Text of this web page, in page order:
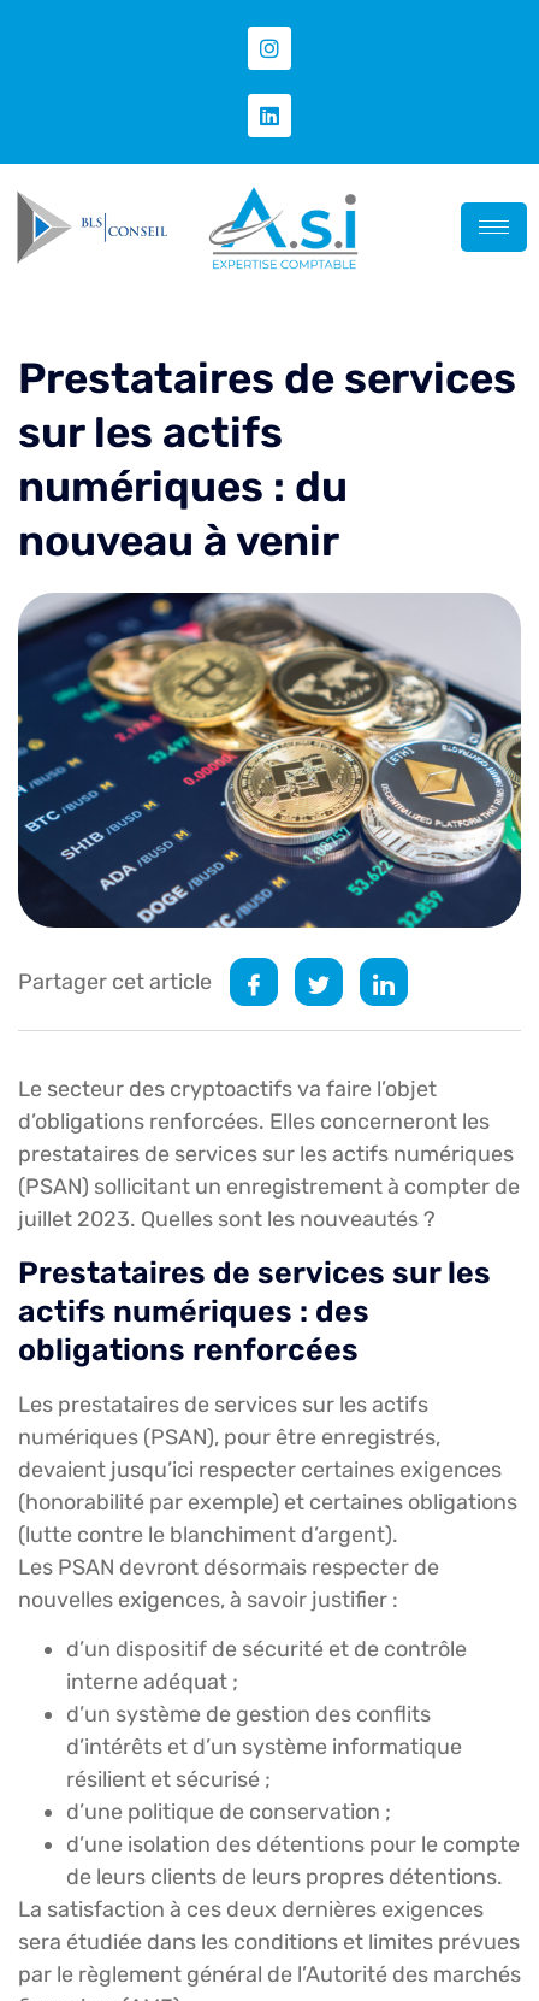
Prestataires de services
sur les actifs
numériques : du
nouveau à venir
Partager cet article
Le secteur des cryptoactifs va faire l’objet
d’obligations renforcées. Elles concerneront les
prestataires de services sur les actifs numériques
(PSAN) sollicitant un enregistrement à compter de
juillet 2023. Quelles sont les nouveautés ?
Prestataires de services sur les
actifs numériques : des
obligations renforcées
Les prestataires de services sur les actifs
numériques (PSAN), pour être enregistrés,
devaient jusqu’ici respecter certaines exigences
(honorabilité par exemple) et certaines obligations
(lutte contre le blanchiment d’argent).
Les PSAN devront désormais respecter de
nouvelles exigences, à savoir justifier :
d’un dispositif de sécurité et de contrôle
interne adéquat ;
d’un système de gestion des conflits
d’intérêts et d’un système informatique
résilient et sécurisé ;
d’une politique de conservation ;
d’une isolation des détentions pour le compte
de leurs clients de leurs propres détentions.
La satisfaction à ces deux dernières exigences
sera étudiée dans les conditions et limites prévues
par le règlement général de l’Autorité des marchés